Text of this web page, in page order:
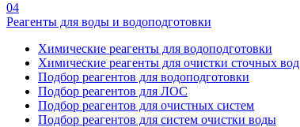
04
Реагенты для воды и водоподготовки
Химические реагенты для водоподготовки
Химические реагенты для очистки сточных вод
Подбор реагентов для водоподготовки
Подбор реагентов для ЛОС
Подбор реагентов для очистных систем
Подбор реагентов для систем очистки воды